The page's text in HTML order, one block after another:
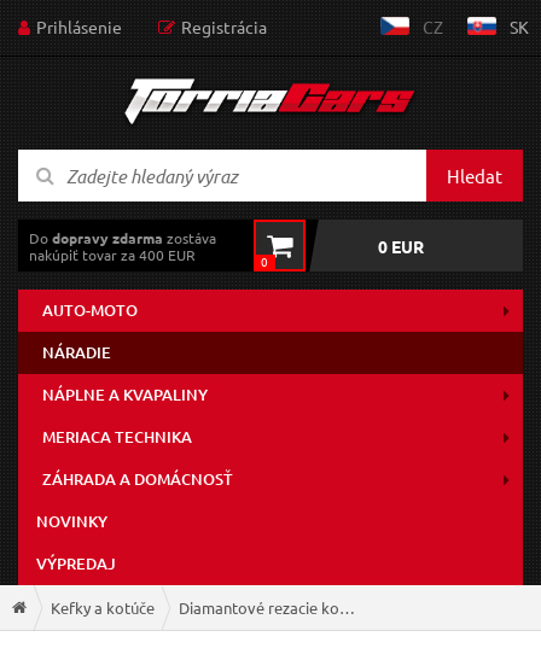
Prihlásenie Registrácia CZ SK
Hledat
Dodopravy zdarma zostáva
nakúpiť tovar za 400 EUR
0
0 EUR
AUTO-MOTO
NÁRADIE
NÁPLNE A KVAPALINY
MERIACA TECHNIKA
ZÁHRADA A DOMÁCNOSŤ
NOVINKY
VÝPREDAJ
Kefky a kotúče Diamantové rezacie kotúče